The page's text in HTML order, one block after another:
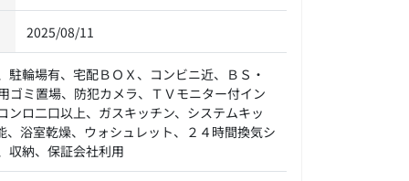
2025/08/11
輪場有、宅配ＢＯＸ、コンビニ近、ＢＳ・
ゴミ置場、防犯カメラ、ＴＶモニター付イン
ロ二口以上、ガスキッチン、システムキッ
浴室乾燥、ウォシュレット、２４時間換気シ
収納、保証会社利用